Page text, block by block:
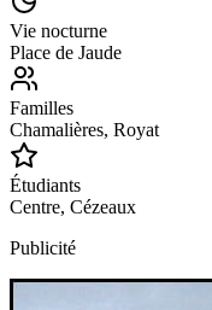
Vie nocturne
Place de Jaude
Familles
Chamalières, Royat
Étudiants
Centre, Cézeaux
Publicité